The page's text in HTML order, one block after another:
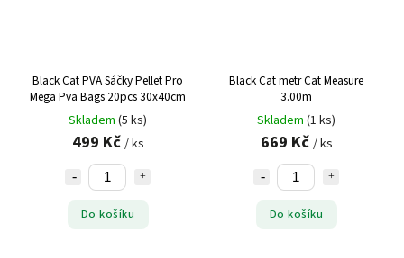
Black Cat PVA Sáčky Pellet Pro
Mega Pva Bags 20pcs 30x40cm
Skladem (5 ks)
499 Kč / ks
Do košíku
Black Cat metr Cat Measure
3.00m
Skladem (1 ks)
669 Kč / ks
Do košíku